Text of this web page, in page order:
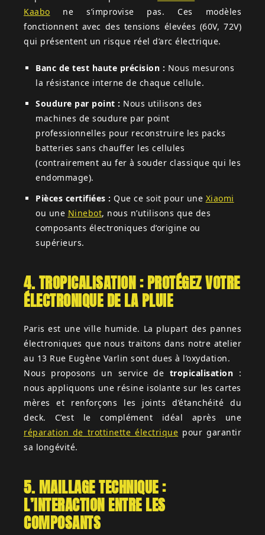
Kaabo ne s’improvise pas. Ces modèles
fonctionnent avec des tensions élevées (60V, 72V)
qui présentent un risque réel d’arc électrique.
Banc de test haute précision : Nous mesurons
la résistance interne de chaque cellule.
Soudure par point : Nous utilisons des
machines de soudure par point
professionnelles pour reconstruire les packs
batteries sans chauffer les cellules
(contrairement au fer à souder classique qui les
endommage).
Pièces certifiées : Que ce soit pour une Xiaomi
ou une Ninebot, nous n’utilisons que des
composants électroniques d’origine ou
supérieurs.
4. TROPICALISATION : PROTÉGEZ VOTRE
ÉLECTRONIQUE DE LA PLUIE
Paris est une ville humide. La plupart des pannes
électroniques que nous traitons dans notre atelier
au 13 Rue Eugène Varlin sont dues à l’oxydation.
Nous proposons un service de tropicalisation :
nous appliquons une résine isolante sur les cartes
mères et renforçons les joints d’étanchéité du
deck. C’est le complément idéal après une
réparation de trottinette électrique pour garantir
sa longévité.
5. MAILLAGE TECHNIQUE :
L’INTERACTION ENTRE LES
COMPOSANTS